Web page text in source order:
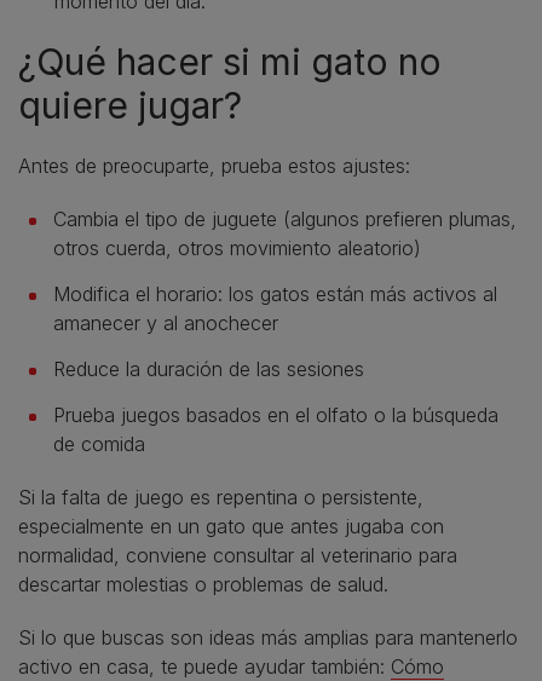
¿Qué hacer si mi gato no
quiere jugar?
Antes de preocuparte, prueba estos ajustes:
Cambia el tipo de juguete (algunos prefieren plumas,
otros cuerda, otros movimiento aleatorio)
Modifica el horario: los gatos están más activos al
amanecer y al anochecer
Reduce la duración de las sesiones
Prueba juegos basados en el olfato o la búsqueda
de comida
Si la falta de juego es repentina o persistente,
especialmente en un gato que antes jugaba con
normalidad, conviene consultar al veterinario para
descartar molestias o problemas de salud.
Si lo que buscas son ideas más amplias para mantenerlo
activo en casa, te puede ayudar también: Cómo